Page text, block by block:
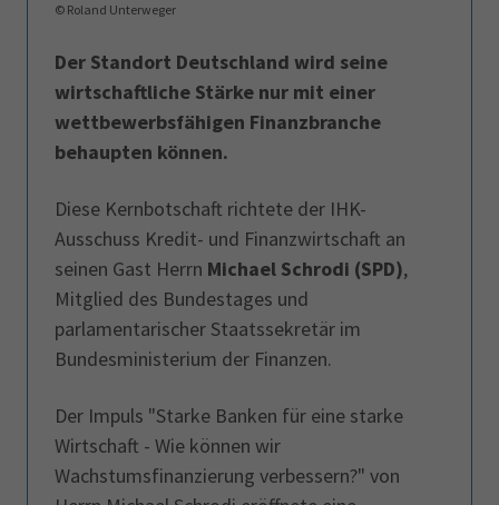
© Roland Unterweger
Der Standort Deutschland wird seine
wirtschaftliche Stärke nur mit einer
wettbewerbsfähigen Finanzbranche
behaupten können.
Diese Kernbotschaft richtete der IHK-
Ausschuss Kredit- und Finanzwirtschaft an
seinen Gast Herrn Michael Schrodi (SPD),
Mitglied des Bundestages und
parlamentarischer Staatssekretär im
Bundesministerium der Finanzen.
Der Impuls "Starke Banken für eine starke
Wirtschaft - Wie können wir
Wachstumsfinanzierung verbessern?" von